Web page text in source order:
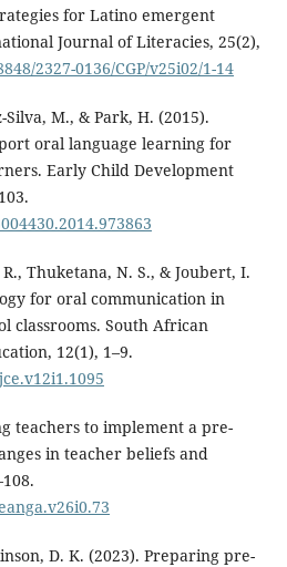
for Latino emergent
Journal of Literacies, 25(2),
2327-0136/CGP/v25i02/1-14
M., & Park, H. (2015).
oral language learning for
Early Child Development
Thuketana, N. S., & Joubert, I.
for oral communication in
classrooms. South African
12(1), 1–9.
teachers to implement a pre-
in teacher beliefs and
D. K. (2023). Preparing pre-